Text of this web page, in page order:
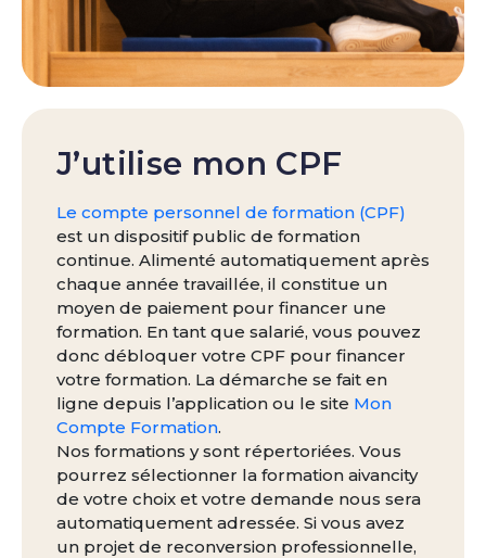
J’utilise mon CPF
Le compte personnel de formation (CPF)
est un dispositif public de formation
continue. Alimenté automatiquement après
chaque année travaillée, il constitue un
moyen de paiement pour financer une
formation. En tant que salarié, vous pouvez
donc débloquer votre CPF pour financer
votre formation. La démarche se fait en
ligne depuis l’application ou le site Mon
Compte Formation.
Nos formations y sont répertoriées. Vous
pourrez sélectionner la formation aivancity
de votre choix et votre demande nous sera
automatiquement adressée. Si vous avez
un projet de reconversion professionnelle,